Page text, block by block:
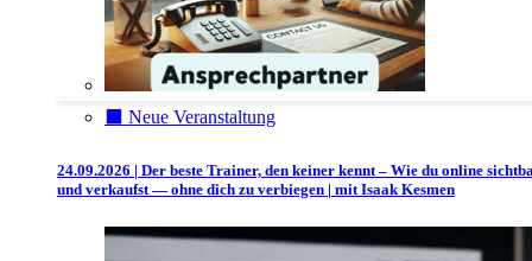
⬛️ Neue Veranstaltung
24.09.2026 | Der beste Trainer, den keiner kennt – Wie du online
und verkaufst — ohne dich zu verbiegen | mit Isaak Kesmen